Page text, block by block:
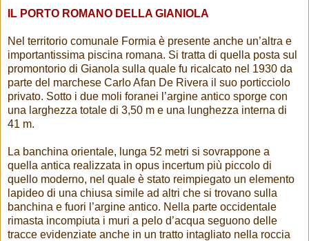
IL PORTO ROMANO DELLA GIANIOLA
Nel territorio comunale Formia è presente anche un’altra e
importantissima piscina romana. Si tratta di quella posta sul
promontorio di Gianola sulla quale fu ricalcato nel 1930 da
parte del marchese Carlo Afan De Rivera il suo porticciolo
privato. Sotto i due moli foranei l’argine antico sporge con
una larghezza totale di 3,50 m e una lunghezza interna di
41 m.
La banchina orientale, lunga 52 metri si sovrappone a
quella antica realizzata in opus incertum più piccolo di
quello moderno, nel quale è stato reimpiegato un elemento
lapideo di una chiusa simile ad altri che si trovano sulla
banchina e fuori l’argine antico. Nella parte occidentale
rimasta incompiuta i muri a pelo d’acqua seguono delle
tracce evidenziate anche in un tratto intagliato nella roccia